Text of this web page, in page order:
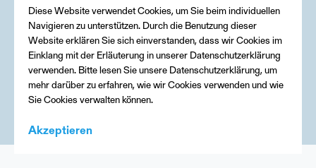
Medien
Kontakt
Impressum
Diese Website verwendet Cookies, um Sie beim individuellen
Navigieren zu unterstützen. Durch die Benutzung dieser
Website erklären Sie sich einverstanden, dass wir Cookies im
Einklang mit der Erläuterung in unserer Datenschutzerklärung
verwenden. Bitte lesen Sie unsere Datenschutzerklärung, um
mehr darüber zu erfahren, wie wir Cookies verwenden und wie
Sie Cookies verwalten können.
Akzeptieren